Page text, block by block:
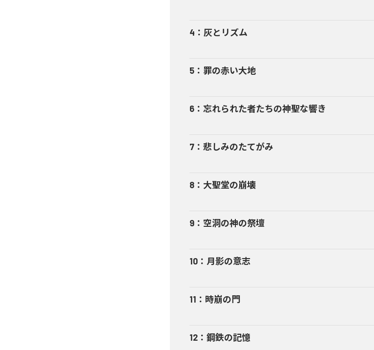
4 ： 灰とリズム
5 ： 罪の赤い大地
6 ： 忘れられた者たちの神聖な響き
7 ： 悲しみのたてがみ
8 ： 大聖堂の崩壊
9 ： 空洞の神の祭壇
10 ： 月影の意志
11 ： 時崩の門
12 ： 鋼鉄の記憶